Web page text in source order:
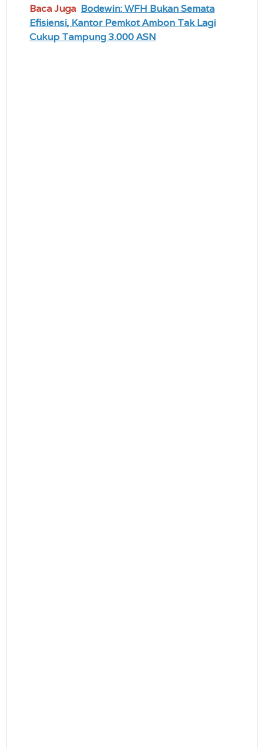
Baca Juga Bodewin: WFH Bukan Semata
Efisiensi, Kantor Pemkot Ambon Tak Lagi
Cukup Tampung 3.000 ASN